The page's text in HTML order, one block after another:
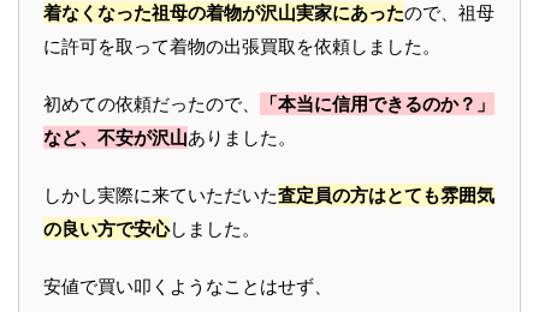
着なくなった祖母の着物が沢山実家にあったので、祖母
に許可を取って着物の出張買取を依頼しました。
初めての依頼だったので、
「本当に信用できるのか？」
など、不安が沢山ありました。
しかし実際に来ていただいた査定員の方はとても雰囲気
の良い方で安心しました。
安値で買い叩くようなことはせず、